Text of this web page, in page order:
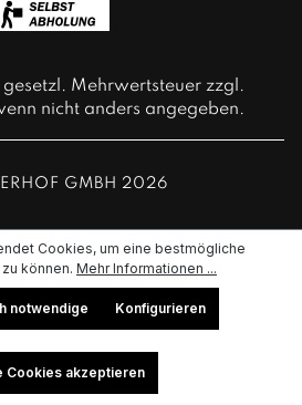
gesetzl. Mehrwertsteuer zzgl.
nicht anders angegeben.
GMBH 2026
Cookies, um eine bestmögliche
können. Mehr Informationen ...
notwendige Konfigurieren
Cookies akzeptieren